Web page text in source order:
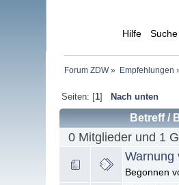
Hilfe Suche
Forum ZDW» Empfehlungen
Seiten: [1] Nach unten
Betreff/
0 Mitglieder und 1
Warnung
Begonnen